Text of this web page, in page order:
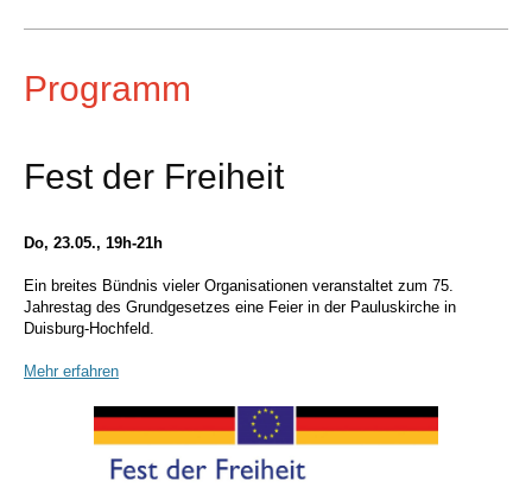
Programm
Fest der Freiheit
Do, 23.05., 19h-21h
Ein breites Bündnis vieler Organisationen veranstaltet zum 75.
Jahrestag des Grundgesetzes eine Feier in der Pauluskirche in
Duisburg-Hochfeld.
Mehr erfahren